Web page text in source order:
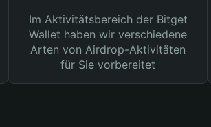
Im Aktivitätsbereich der Bitget
Wallet haben wir verschiedene
Arten von Airdrop-Aktivitäten
für Sie vorbereitet